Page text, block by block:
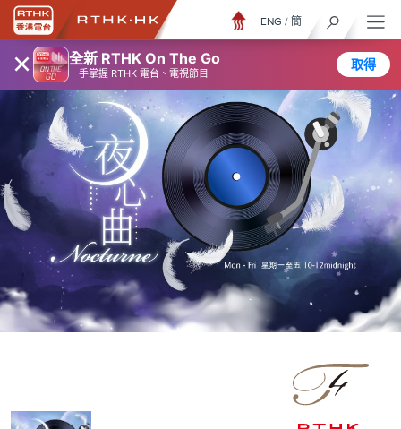
× 全新 RTHK On The Go
一手掌握 RTHK 電台、電視節目
取得
ENG / 簡